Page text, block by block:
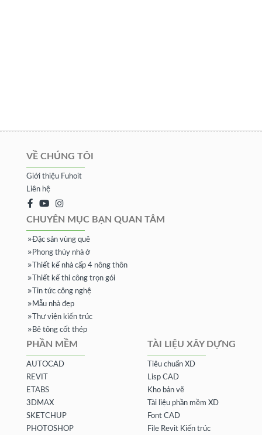
VỀ CHÚNG TÔI
Giới thiệu Fuhoit
Liên hệ
CHUYÊN MỤC BẠN QUAN TÂM
Đặc sản vùng quê
Phong thủy nhà ở
Thiết kế nhà cấp 4 nông thôn
Thiết kế thi công trọn gói
Tin tức công nghệ
Mẫu nhà đẹp
Thư viện kiến trúc
Bê tông cốt thép
PHẦN MỀM
AUTOCAD
REVIT
ETABS
3DMAX
SKETCHUP
PHOTOSHOP
TÀI LIỆU XÂY DỰNG
Tiêu chuẩn XD
Lisp CAD
Kho bản vẽ
Tài liệu phần mềm XD
Font CAD
File Revit Kiến trúc